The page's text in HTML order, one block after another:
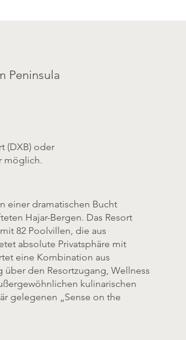
Peninsula
(DXB) oder
möglich.
einer dramatischen Bucht
Hajar-Bergen. Das Resort
82 Poolvillen, die aus
absolute Privatsphäre mit
eine Kombination aus
den Resortzugang, Wellness
kulinarischen
gelegenen „Sense on the